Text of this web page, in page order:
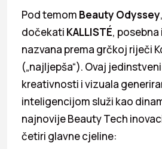
Pod temom Beauty Odyssey
dočekati KALLISTÉ,
nazvana prema grčkoj riječi
(„najljepša“). Ovaj
kreativnosti i vizuala
inteligencijom služi kao
najnovije Beauty Tech
četiri glavne cjeline: